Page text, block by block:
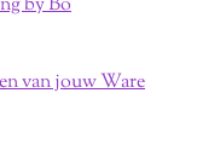
by Bo
van jouw Ware